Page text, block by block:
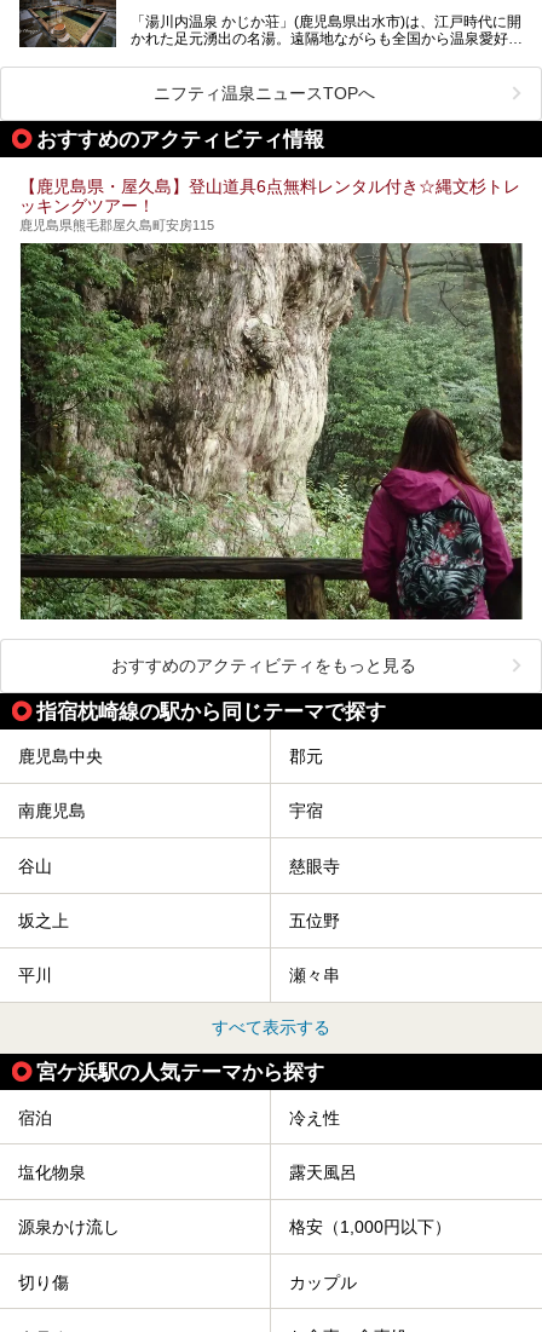
は約2年後を予定しています。
「湯川内温泉 かじか荘」(鹿児島県出水市)は、江戸時代に開
かれた足元湧出の名湯。遠隔地ながらも全国から温泉愛好家
いえる存在です。2023年にいったん閉館しましたが、その
後経営が変わり、復旧作業を実施。2025年4月26日に日帰
り入浴施設としてプレオープンしました。
乗り込みましたが、今回もオープン前日から初日にかけて現
地訪問。リニューアルした浴室・最新情報を中心に、以前と
の相違点や注意事項などを詳細レビューします。
ニフティ温泉ニュースTOPへ
おすすめのアクティビティ情報
【鹿児島県・屋久島】登山道具6点無料レンタル付き☆縄文杉トレ
ッキングツアー！
鹿児島県熊毛郡屋久島町安房115
おすすめのアクティビティをもっと見る
指宿枕崎線の駅から同じテーマで探す
鹿児島中央 郡元
南鹿児島 宇宿
谷山 慈眼寺
坂之上 五位野
平川 瀬々串
すべて表示する
宮ケ浜駅の人気テーマから探す
宿泊 冷え性
塩化物泉 露天風呂
源泉かけ流し 格安（1,000円以下）
切り傷 カップル